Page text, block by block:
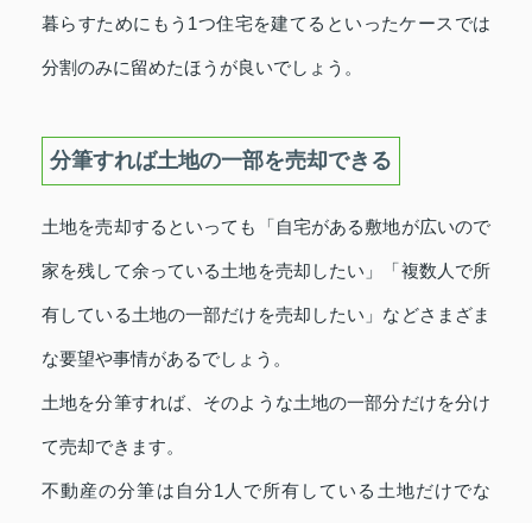
暮らすためにもう1つ住宅を建てるといったケースでは
分割のみに留めたほうが良いでしょう。
分筆すれば土地の一部を売却できる
土地を売却するといっても「自宅がある敷地が広いので
家を残して余っている土地を売却したい」「複数人で所
有している土地の一部だけを売却したい」などさまざま
な要望や事情があるでしょう。
土地を分筆すれば、そのような土地の一部分だけを分け
て売却できます。
不動産の分筆は自分1人で所有している土地だけでな